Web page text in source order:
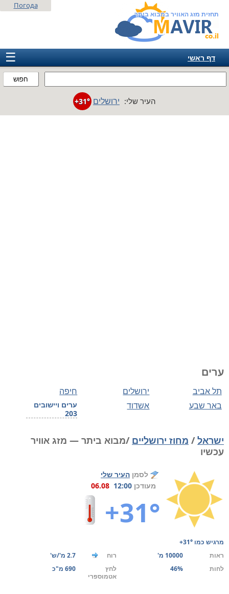
תחזית מזג האוויר במבוא ביתר
חפוש
Погода
☰
דף ראשי
אמריקה
העיר שלי: ירושלים +31°
ערים
חיפה ירושלים תל אביב
ערים ויישובים
203
אשדוד באר שבע
ישראל/ מחוז ירושליים /מבוא ביתר — מזג אוויר
עכשיו
לסמן העיר שלי
מעודכן 12:00
06.08
+31°
מרגיש כמו +31°
ראות
10000 מ' רוח
2.7 מ'/ש'
לחות
46%
לחץ
אטמוספרי
690 מ"כ